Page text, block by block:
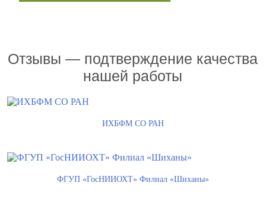
Отзывы — подтверждение качества
нашей работы
ИХБФМ СО РАН
ФГУП «ГосНИИОХТ» Филиал «Шиханы»